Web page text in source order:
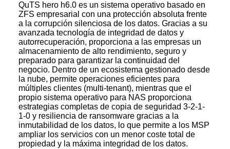
QuTS hero h6.0 es un sistema operativo basado en
ZFS empresarial con una protección absoluta frente
a la corrupción silenciosa de los datos. Gracias a su
avanzada tecnología de integridad de datos y
autorrecuperación, proporciona a las empresas un
almacenamiento de alto rendimiento, seguro y
preparado para garantizar la continuidad del
negocio. Dentro de un ecosistema gestionado desde
la nube, permite operaciones eficientes para
múltiples clientes (multi-tenant), mientras que el
propio sistema operativo para NAS proporciona
estrategias completas de copia de seguridad 3-2-1-
1-0 y resiliencia de ransomware gracias a la
inmutabilidad de los datos, lo que permite a los MSP
ampliar los servicios con un menor coste total de
propiedad y la máxima integridad de los datos.